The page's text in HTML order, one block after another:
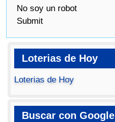
No soy un robot
Submit
Loterias de Hoy
Loterias de Hoy
Buscar con Google